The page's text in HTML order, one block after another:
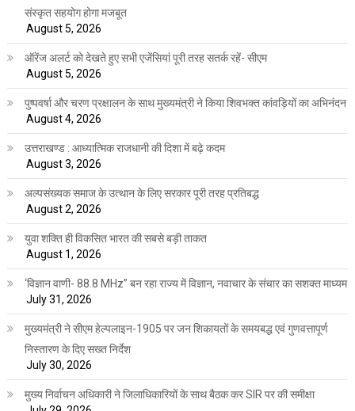
संस्कृत सहयोग होगा मजबूत
August 5, 2026
ऑरेंज अलर्ट को देखते हुए सभी एजेंसियां पूरी तरह सतर्क रहें- सीएम
August 5, 2026
पुष्पवर्षा और चरण प्रक्षालन के साथ मुख्यमंत्री ने किया शिवभक्त कांवड़ियों का अभिनंदन
August 4, 2026
उत्तराखण्ड : आध्यात्मिक राजधानी की दिशा में बढ़े कदम
August 3, 2026
अल्पसंख्यक समाज के उत्थान के लिए सरकार पूरी तरह प्रतिबद्ध
August 2, 2026
युवा शक्ति ही विकसित भारत की सबसे बड़ी ताकत
August 1, 2026
‘विज्ञान वाणी- 88.8 MHz” बन रहा राज्य में विज्ञान, नवाचार के संचार का सशक्त माध्यम
July 31, 2026
मुख्यमंत्री ने सीएम हेल्पलाइन-1905 पर जन शिकायतों के समयबद्ध एवं गुणवत्तापूर्ण
निस्तारण के दिए सख्त निर्देश
July 30, 2026
मुख्य निर्वाचन अधिकारी ने जिलाधिकारियों के साथ बैठक कर SIR पर की समीक्षा